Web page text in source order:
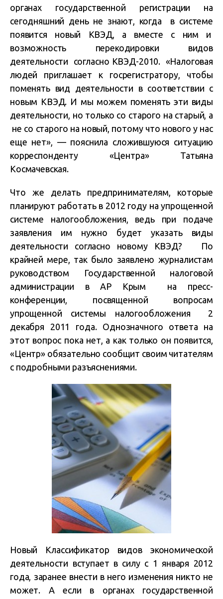
органах государственной регистрации на
сегодняшний день не знают, когда в системе
появится новый КВЭД, а вместе с ним и
возможность перекодировки видов
деятельности согласно КВЭД-2010. «Налоговая
людей приглашает к госрегистратору, чтобы
поменять вид деятельности в соответствии с
новым КВЭД. И мы можем поменять эти виды
деятельности, но только со старого на старый, а
не со старого на новый, потому что нового у нас
еще нет», — пояснила сложившуюся ситуацию
корреспонденту «Центра» Татьяна
Космачевская.
Что же делать предпринимателям, которые
планируют работать в 2012 году на упрощенной
системе налогообложения, ведь при подаче
заявления им нужно будет указать виды
деятельности согласно новому КВЭД? По
крайней мере, так было заявлено журналистам
руководством Государственной налоговой
администрации в АР Крым на пресс-
конференции, посвященной вопросам
упрощенной системы налогообложения 2
декабря 2011 года. Однозначного ответа на
этот вопрос пока нет, а как только он появится,
«Центр» обязательно сообщит своим читателям
с подробными разъяснениями.
Новый Классификатор видов экономической
деятельности вступает в силу с 1 января 2012
года, заранее внести в него изменения никто не
может. А если в органах государственной